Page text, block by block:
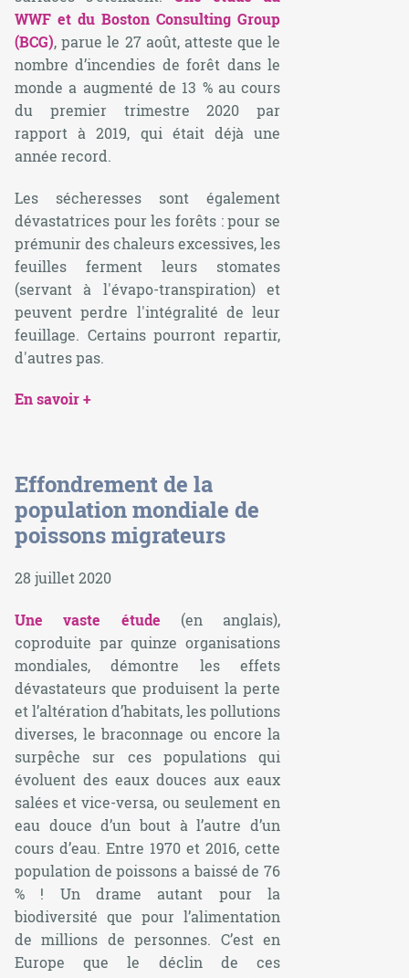
WWF et du Boston Consulting Group
(BCG), parue le 27 août, atteste que le
nombre d’incendies de forêt dans le
monde a augmenté de 13 % au cours
du premier trimestre 2020 par
rapport à 2019, qui était déjà une
année record.
Les sécheresses sont également
dévastatrices pour les forêts : pour se
prémunir des chaleurs excessives, les
feuilles ferment leurs stomates
(servant à l'évapo-transpiration) et
peuvent perdre l'intégralité de leur
feuillage. Certains pourront repartir,
d'autres pas.
En savoir +
Effondrement de la
population mondiale de
poissons migrateurs
28 juillet 2020
Une vaste étude (en anglais),
coproduite par quinze organisations
mondiales, démontre les effets
dévastateurs que produisent la perte
et l’altération d’habitats, les pollutions
diverses, le braconnage ou encore la
surpêche sur ces populations qui
évoluent des eaux douces aux eaux
salées et vice-versa, ou seulement en
eau douce d’un bout à l’autre d’un
cours d’eau. Entre 1970 et 2016, cette
population de poissons a baissé de 76
% ! Un drame autant pour la
biodiversité que pour l’alimentation
de millions de personnes. C’est en
Europe que le déclin de ces